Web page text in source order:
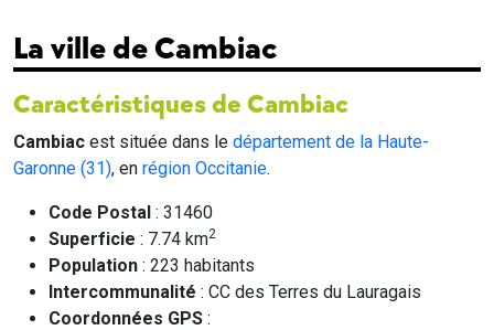
La ville de Cambiac
Caractéristiques de Cambiac
Cambiac est située dans le département de la Haute-
Garonne (31), en région Occitanie.
Code Postal : 31460
Superficie : 7.74 km2
Population : 223 habitants
Intercommunalité : CC des Terres du Lauragais
Coordonnées GPS :